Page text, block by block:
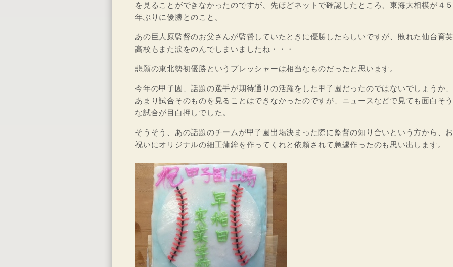
を見ることができなかったのですが、先ほどネットで確認したところ、東海大相模が４５
年ぶりに優勝とのこと。
あの巨人原監督のお父さんが監督していたときに優勝したらしいですが、敗れた仙台育英
高校もまた涙をのんでしまいましたね・・・
悲願の東北勢初優勝というプレッシャーは相当なものだったと思います。
今年の甲子園、話題の選手が期待通りの活躍をした甲子園だったのではないでしょうか、
あまり試合そのものを見ることはできなかったのですが、ニュースなどで見ても面白そう
な試合が目白押しでした。
そうそう、あの話題のチームが甲子園出場決まった際に監督の知り合いという方から、お
祝いにオリジナルの細工蒲鉾を作ってくれと依頼されて急遽作ったのも思い出します。